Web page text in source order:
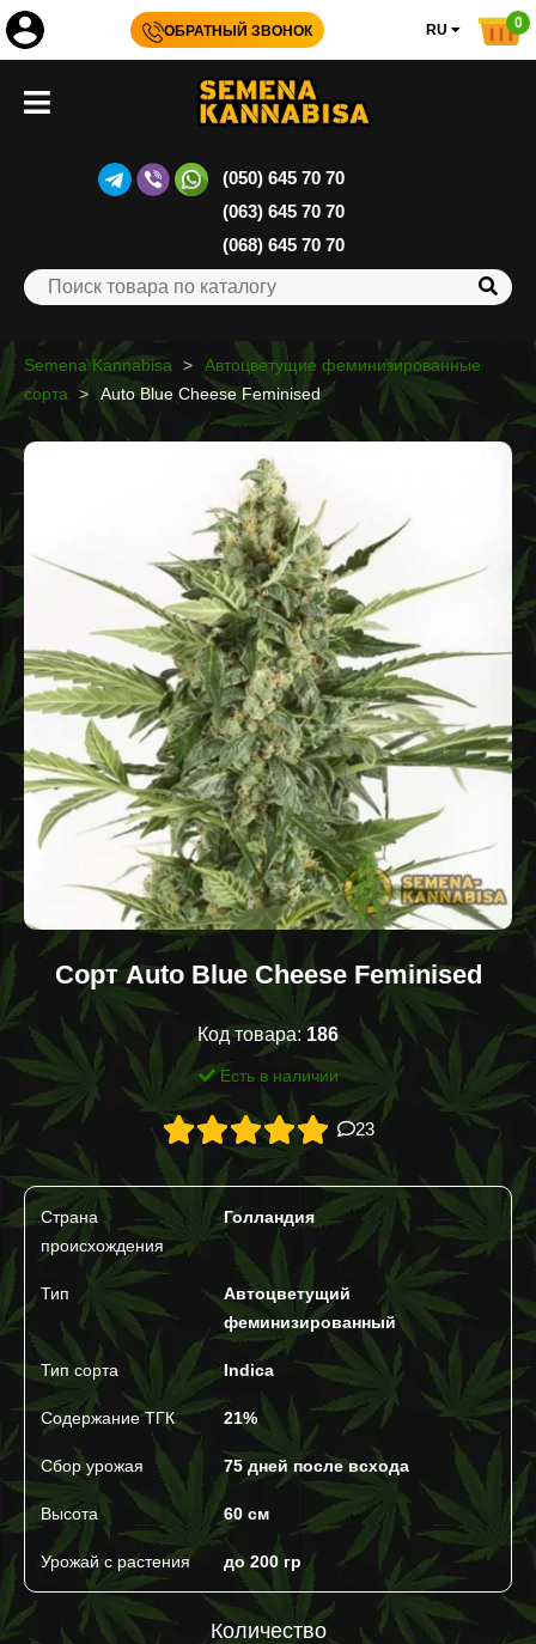
ОБРАТНЫЙ ЗВОНОК RU 0
(050) 645 70 70
(063) 645 70 70
(068) 645 70 70
Semena Kannabisa
Автоцветущие феминизированные
сорта
Auto Blue Cheese Feminised
Сорт Auto Blue Cheese Feminised
Код товара:186
Есть в наличии
23
Страна
происхождения
Голландия
Тип
Автоцветущий
феминизированный
Тип сорта Indica
Содержание ТГК 21%
Сбор урожая 75 дней после всхода
Высота 60 см
Урожай с растения до 200 гр
Количество